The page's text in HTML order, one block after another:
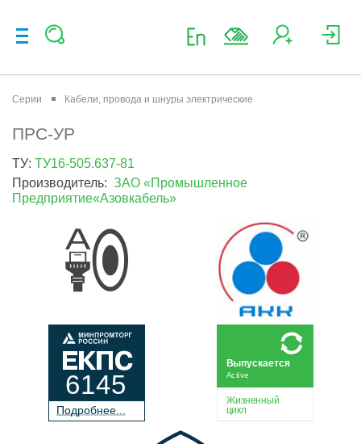
Серии Кабели, провода и шнуры электрические
ПРС-УР
ТУ: ТУ16-505.637-81
Производитель: ЗАО «Промышленное
Предприятие«Азовкабель»
Подробнее...
6145
Жизненный
цикл
Active
Выпускается